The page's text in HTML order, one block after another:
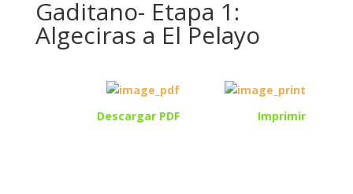
Gaditano- Etapa 1:
Algeciras a El Pelayo
Descargar PDF Imprimir